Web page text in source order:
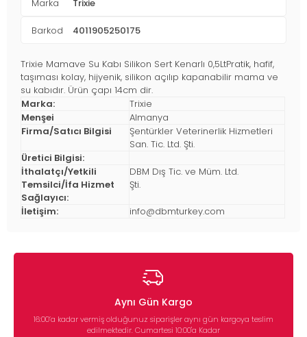
Marka Trixie
Barkod 4011905250175
Trixie Mamave Su Kabı Silikon Sert Kenarlı 0,5LtPratik, hafif,
taşıması kolay, hijyenik, silikon açılıp kapanabilir mama ve
su kabıdır. Ürün çapı 14cm dir.
Marka:
Trixie
Menşei
Almanya
Firma/Satıcı Bilgisi
Şentürkler Veterinerlik Hizmetleri
San. Tic. Ltd. Şti.
Üretici Bilgisi:
İthalatçı/Yetkili
Temsilci/İfa Hizmet
Sağlayıcı:
DBM Dış Tic. ve Müm. Ltd.
Şti.
İletişim: info@dbmturkey.com
Aynı Gün Kargo
16:00’a kadar vermiş olduğunuz siparişler aynı gün kargoya teslim
edilmektedir. Cumartesi 10:00'a Kadar